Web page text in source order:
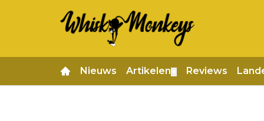
Nieuws Artikelen Reviews